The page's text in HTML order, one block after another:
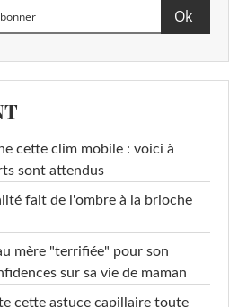
cette clim mobile : voici à
sont attendus
fait de l'ombre à la brioche
mère "terrifiée" pour son
sur sa vie de maman
cette astuce capillaire toute